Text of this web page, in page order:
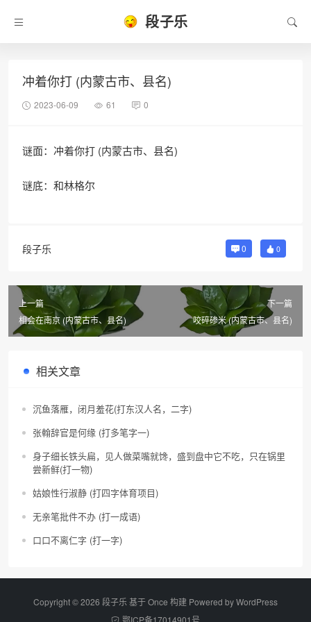
段子乐
冲着你打 (内蒙古市、县名)
2023-06-09 61 0
谜面：冲着你打 (内蒙古市、县名)
谜底：和林格尔
段子乐 0 0
上一篇
相会在南京 (内蒙古市、县名)
下一篇
咬碎碜米 (内蒙古市、县名)
相关文章
沉鱼落雁，闭月羞花(打东汉人名，二字)
张翰辞官是何缘 (打多笔字一)
身子细长铁头扁，见人做菜嘴就馋，盛到盘中它不吃，只在锅里
尝新鲜(打一物)
姑娘性行淑静 (打四字体育项目)
无亲笔批件不办 (打一成语)
口口不离仁字 (打一字)
Copyright © 2026 段子乐 基于 Once 构建 Powered byWordPress
鄂ICP备17014901号